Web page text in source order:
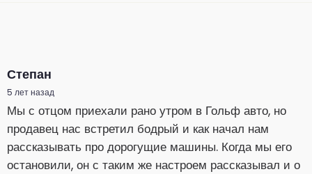
Степан
5 лет назад
Мы с отцом приехали рано утром в Гольф авто, но
продавец нас встретил бодрый и как начал нам
рассказывать про дорогущие машины. Когда мы его
остановили, он с таким же настроем рассказывал и о